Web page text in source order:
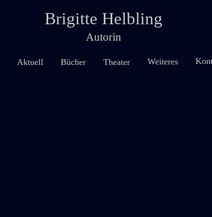
Brigitte Helbling
Autorin
Aktuell Bücher Theater Weiteres